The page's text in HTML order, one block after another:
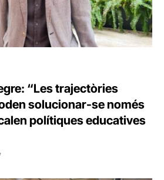
“Les trajectòries
solucionar-se només
polítiques educatives